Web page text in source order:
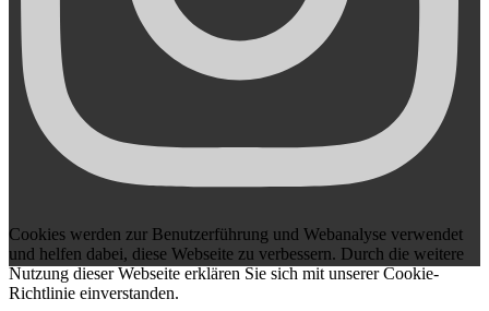
Cookies werden zur Benutzerführung und Webanalyse verwendet
und helfen dabei, diese Webseite zu verbessern. Durch die weitere
Nutzung dieser Webseite erklären Sie sich mit unserer Cookie-
Richtlinie einverstanden.